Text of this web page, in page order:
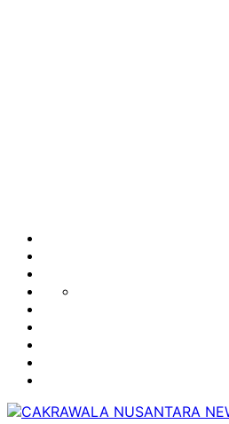
POLITIK
BUDAYA